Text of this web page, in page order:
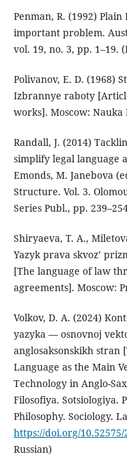
Penman, R. (1992)
important problem.
vol. 19, no. 3, pp. 1–19.
Polivanov, E. D. (1968)
Izbrannye raboty
works]. Moscow: Nauka
Randall, J. (2014)
simplify legal language
Emonds, M. Janebova
Structure. Vol. 3.
Series Publ., pp.
Shiryaeva, T. A.,
Yazyk prava skvoz’
[The language of law
agreements]. Moscow:
Volkov, D. A. (2024)
yazyka — osnovnoj
anglosaksonskikh stran
Language as the Main
Technology in Anglo-
Filosofiya. Sotsiologiya.
Philosophy. Sociology.
https://doi.org/10.52575/
Russian)